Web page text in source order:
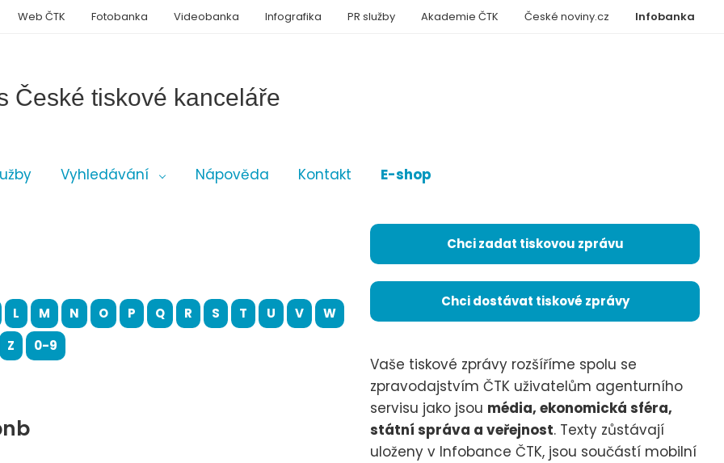
České tiskové kanceláře
Vyhledávání Nápověda Kontakt E-shop
Infobanka
Web ČTK Fotobanka Videobanka Infografika PR služby Akademie ČTK České noviny.cz
L M N O P Q R S T U V
W
Z 0-9
Chci zadat tiskovou zprávu
Chci dostávat tiskové zprávy
Vaše tiskové zprávy rozšíříme spolu se
zpravodajstvím ČTK uživatelům agenturního
servisu jako jsou média, ekonomická sféra,
státní správa a veřejnost. Texty zůstávají
uloženy v Infobance ČTK, jsou součástí mobilní